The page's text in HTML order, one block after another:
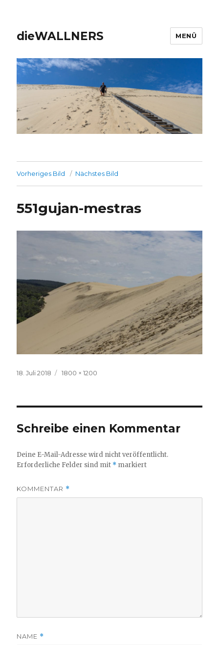
dieWALLNERS MENÜ
Vorheriges Bild Nächstes Bild
551gujan-mestras
Veröffentlicht
18. Juli 2018
Volle
1800 × 1200
Schreibe einen Kommentar
Deine E-Mail-Adresse wird nicht veröffentlicht.
Erforderliche Felder sind mit * markiert
KOMMENTAR *
NAME *